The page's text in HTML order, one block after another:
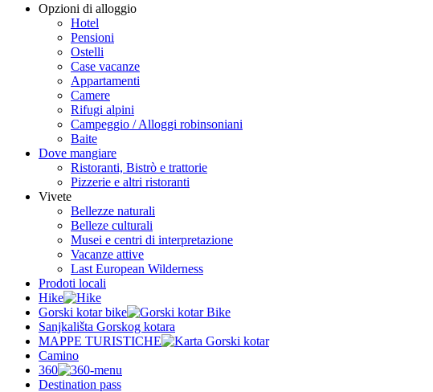
Opzioni di alloggio
Hotel
Pensioni
Ostelli
Case vacanze
Appartamenti
Camere
Rifugi alpini
Campeggio / Alloggi robinsoniani
Baite
Dove mangiare
Ristoranti, Bistrò e trattorie
Pizzerie e altri ristoranti
Vivete
Bellezze naturali
Belleze culturali
Musei e centri di interpretazione
Vacanze attive
Last European Wilderness
Prodoti locali
Hike
Gorski kotar bike
Sanjkališta Gorskog kotara
MAPPE TURISTICHE
Camino
360
Destination pass